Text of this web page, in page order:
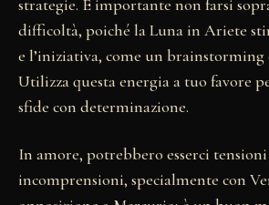
strategie. È importante non farsi
difficoltà, poiché la Luna in Ariete
e l’iniziativa, come un brainstorming
Utilizza questa energia a tuo favore
sfide con determinazione.
In amore, potrebbero esserci tensioni
incomprensioni, specialmente con